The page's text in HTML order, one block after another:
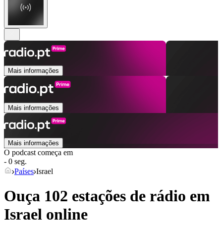
Mais informações
Mais informações
Mais informações
O podcast começa em
- 0 seg.
Países Israel
Ouça 102 estações de rádio em
Israel online